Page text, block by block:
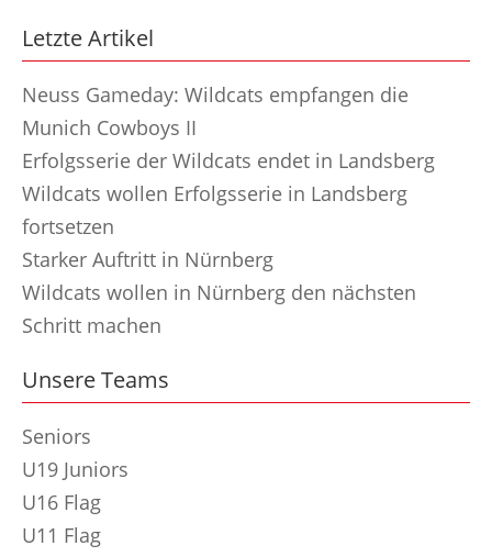
Letzte Artikel
Neuss Gameday: Wildcats empfangen die
Munich Cowboys II
Erfolgsserie der Wildcats endet in Landsberg
Wildcats wollen Erfolgsserie in Landsberg
fortsetzen
Starker Auftritt in Nürnberg
Wildcats wollen in Nürnberg den nächsten
Schritt machen
Unsere Teams
Seniors
U19 Juniors
U16 Flag
U11 Flag